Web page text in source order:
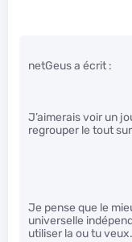
netGeus a écrit :
J’aimerais voir un
regrouper le tout
Je pense que le
universelle
utiliser la ou tu veux.